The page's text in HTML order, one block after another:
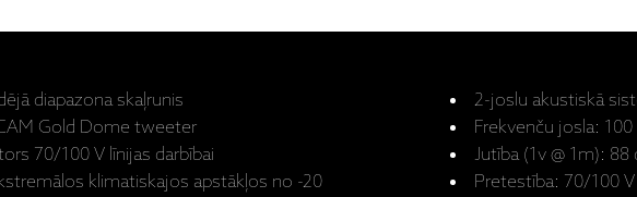
diapazona skaļrunis
Gold Dome tweeter
70/100 V līnijas darbībai
klimatiskajos apstākļos no -20
2-joslu akustiskā
Frekvenču josla:
Jutība (1v @ 1m): 88
Pretestība: 70/100 V